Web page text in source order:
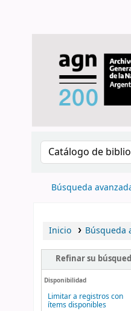
Buscar en el
Búsqueda
Inicio Búsqueda
Refinar su
Disponibilidad
Limitar a registros con
ítems disponibles